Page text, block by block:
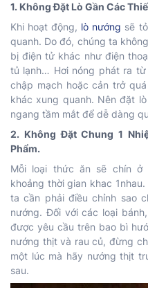
1. Không Đặt Lò Gần Các
Khi hoạt động, lò nướng sẽ
quanh. Do đó, chúng ta
bị điện tử khác như điện
tủ lạnh… Hơi nóng phát ra
chập mạch hoặc cản trở
khác xung quanh. Nên đặt
ngang tầm mắt để dễ dàng
2. Không Đặt Chung 1
Phẩm.
Mỗi loại thức ăn sẽ chín ở
khoảng thời gian khac
ta cần phải điều chỉnh sao
nướng. Đối với các loại
được yêu cầu trên bao bì
nướng thịt và rau củ, đừng
một lúc mà hãy nướng thịt
sau.